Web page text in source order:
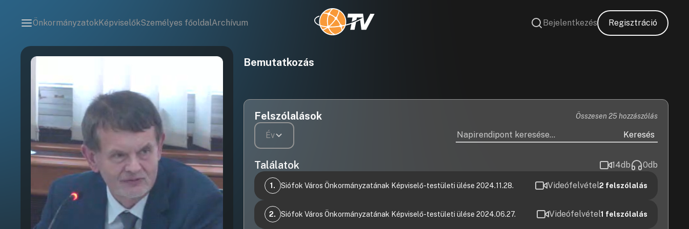
ÖnkormányzatokKépviselőkSzemélyes főoldalArchívum Bejelentkezés Regisztráció
Bemutatkozás
Felszólalások Összesen 25 hozzászólás
Év Keresés
Találatok 14db 0db
1. Siófok Város Önkormányzatának Képviselő-testületi ülése 2024.11.28. Videófelvétel2 felszólalás
9. Tájékoztatás a Galerius Fürdő beruházási hitel
törlesztéséről
2. Siófok Város Önkormányzatának Képviselő-testületi ülése 2024.06.27. Videófelvétel1 felszólalás